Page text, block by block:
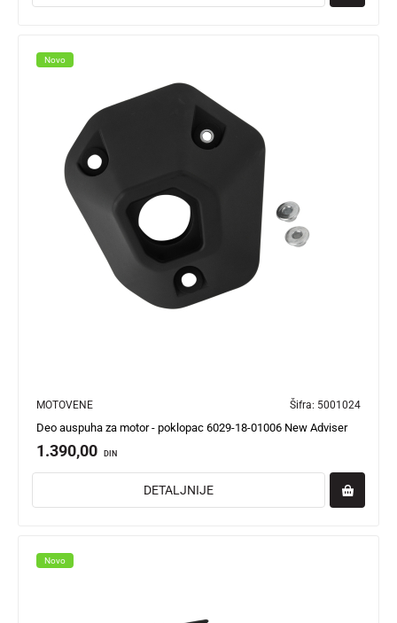
Novo
MOTOVENE Šifra: 5001024
Deo auspuha za motor - poklopac 6029-18-01006 New Adviser
1.390,00 DIN
DETALJNIJE
Novo